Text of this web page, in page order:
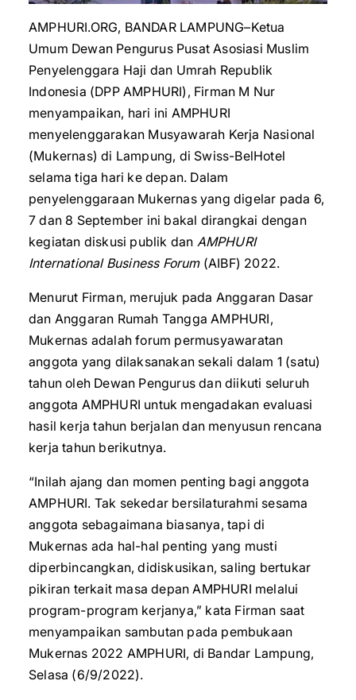
AMPHURI.ORG, BANDAR LAMPUNG–Ketua
Umum Dewan Pengurus Pusat Asosiasi Muslim
Penyelenggara Haji dan Umrah Republik
Indonesia (DPP AMPHURI), Firman M Nur
menyampaikan, hari ini AMPHURI
menyelenggarakan Musyawarah Kerja Nasional
(Mukernas) di Lampung, di Swiss-BelHotel
selama tiga hari ke depan. Dalam
penyelenggaraan Mukernas yang digelar pada 6,
7 dan 8 September ini bakal dirangkai dengan
kegiatan diskusi publik dan AMPHURI
International Business Forum(AIBF) 2022.
Menurut Firman, merujuk pada Anggaran Dasar
dan Anggaran Rumah Tangga AMPHURI,
Mukernas adalah forum permusyawaratan
anggota yang dilaksanakan sekali dalam 1 (satu)
tahun oleh Dewan Pengurus dan diikuti seluruh
anggota AMPHURI untuk mengadakan evaluasi
hasil kerja tahun berjalan dan menyusun rencana
kerja tahun berikutnya.
“Inilah ajang dan momen penting bagi anggota
AMPHURI. Tak sekedar bersilaturahmi sesama
anggota sebagaimana biasanya, tapi di
Mukernas ada hal-hal penting yang musti
diperbincangkan, didiskusikan, saling bertukar
pikiran terkait masa depan AMPHURI melalui
program-program kerjanya,” kata Firman saat
menyampaikan sambutan pada pembukaan
Mukernas 2022 AMPHURI, di Bandar Lampung,
Selasa (6/9/2022).